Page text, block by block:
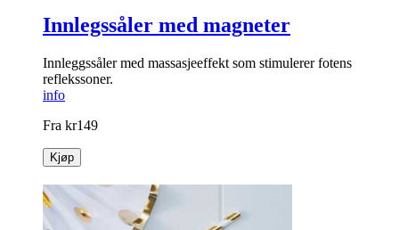
Innlegssåler med magneter
Innleggssåler med massasjeeffekt som stimulerer fotens
reflekssoner.
info
Fra kr149
Kjøp